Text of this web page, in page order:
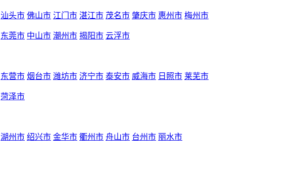
汕头市 佛山市 江门市 湛江市 茂名市 肇庆市 惠州市 梅州市
东莞市 中山市 潮州市 揭阳市 云浮市
东营市 烟台市 潍坊市 济宁市 泰安市 威海市 日照市 莱芜市
菏泽市
湖州市 绍兴市 金华市 衢州市 舟山市 台州市 丽水市